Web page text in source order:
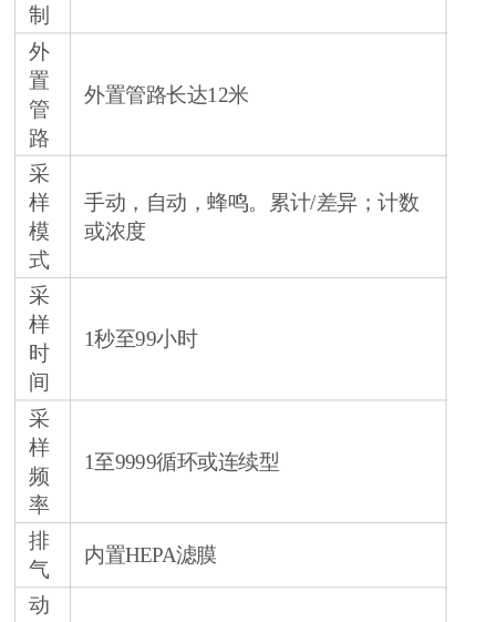
制
外
置
管
路
外置管路长达12米
采
样
模
式
手动，自动，蜂鸣。累计/差异；计数
或浓度
采
样
时
间
1秒至99小时
采
样
频
率
1至9999循环或连续型
排
气
内置HEPA滤膜
动